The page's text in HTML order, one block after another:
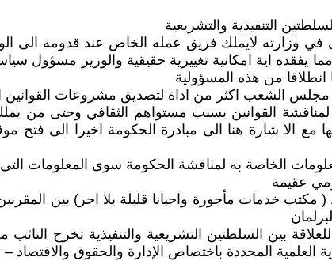
التنفيذية والتشريعية
في وزارته لايملك فريق عمله الخاص عند قدومه الى
مما يفقده اية امكانية تغييرية حقيقية والوزير
انطلاقا من هذه المسؤولية
الشعب اكثر من اداة لتصديق مشروعات القوانين
القوانين بسبب مستواهم الثقافي وحتى من
مع الا شارة هنا الى مبادرة الحكومة اخيرا الى
الخاصة به لمناقشة الحكومة سوى المعلومات
عقيمة
خدمات مأجورة واحيانا قليلة بلا اجر) بين المقربين
بين السلطتين التشريعية والتنفيذية تخرج
العلمية المحددة باختصاص الإدارة والحقوق